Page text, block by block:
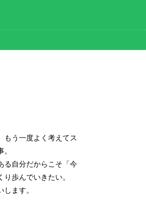
もう一度よく考えてス
る自分だからこそ「今
歩んでいきたい。
ます。